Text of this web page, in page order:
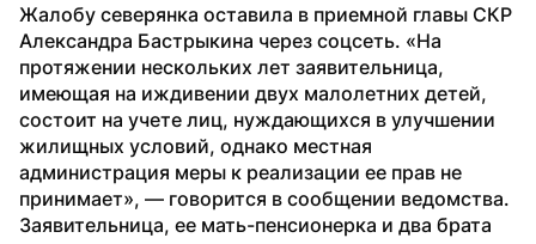
Жалобу северянка оставила в приемной главы СКР
Александра Бастрыкина через соцсеть. «На
протяжении нескольких лет заявительница,
имеющая на иждивении двух малолетних детей,
состоит на учете лиц, нуждающихся в улучшении
жилищных условий, однако местная
администрация меры к реализации ее прав не
принимает», — говорится в сообщении ведомства.
Заявительница, ее мать-пенсионерка и два брата